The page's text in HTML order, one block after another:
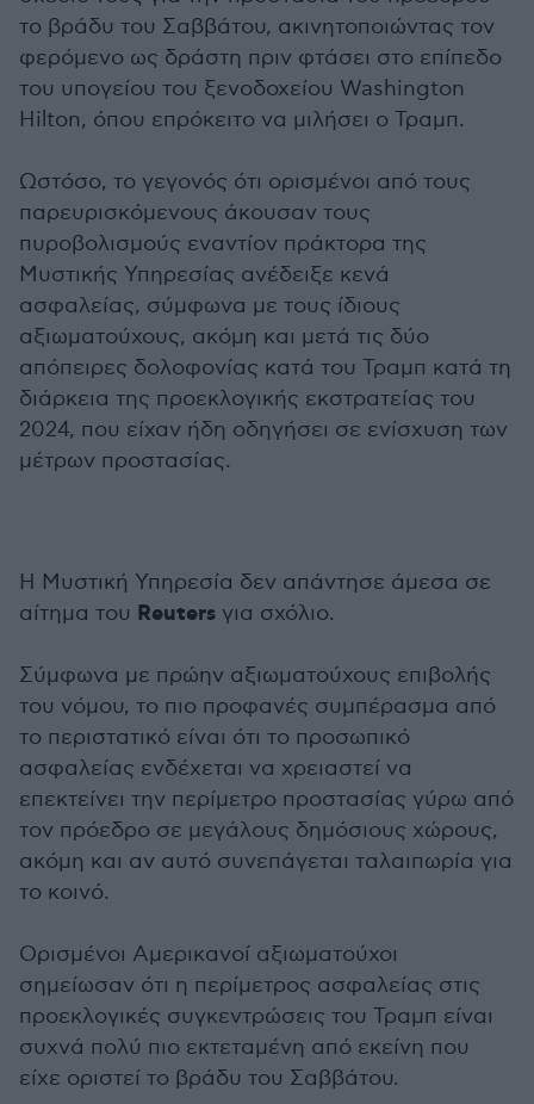
το βράδυ του Σαββάτου, ακινητοποιώντας τον
φερόμενο ως δράστη πριν φτάσει στο επίπεδο
του υπογείου του ξενοδοχείου Washington
Hilton, όπου επρόκειτο να μιλήσει ο Τραμπ.
Ωστόσο, το γεγονός ότι ορισμένοι από τους
παρευρισκόμενους άκουσαν τους
πυροβολισμούς εναντίον πράκτορα της
Μυστικής Υπηρεσίας ανέδειξε κενά
ασφαλείας, σύμφωνα με τους ίδιους
αξιωματούχους, ακόμη και μετά τις δύο
απόπειρες δολοφονίας κατά του Τραμπ κατά τη
διάρκεια της προεκλογικής εκστρατείας του
2024, που είχαν ήδη οδηγήσει σε ενίσχυση των
μέτρων προστασίας.
Η Μυστική Υπηρεσία δεν απάντησε άμεσα σε
αίτημα του Reuters για σχόλιο.
Σύμφωνα με πρώην αξιωματούχους επιβολής
του νόμου, το πιο προφανές συμπέρασμα από
το περιστατικό είναι ότι το προσωπικό
ασφαλείας ενδέχεται να χρειαστεί να
επεκτείνει την περίμετρο προστασίας γύρω από
τον πρόεδρο σε μεγάλους δημόσιους χώρους,
ακόμη και αν αυτό συνεπάγεται ταλαιπωρία για
το κοινό.
Ορισμένοι Αμερικανοί αξιωματούχοι
σημείωσαν ότι η περίμετρος ασφαλείας στις
προεκλογικές συγκεντρώσεις του Τραμπ είναι
συχνά πολύ πιο εκτεταμένη από εκείνη που
είχε οριστεί το βράδυ του Σαββάτου.